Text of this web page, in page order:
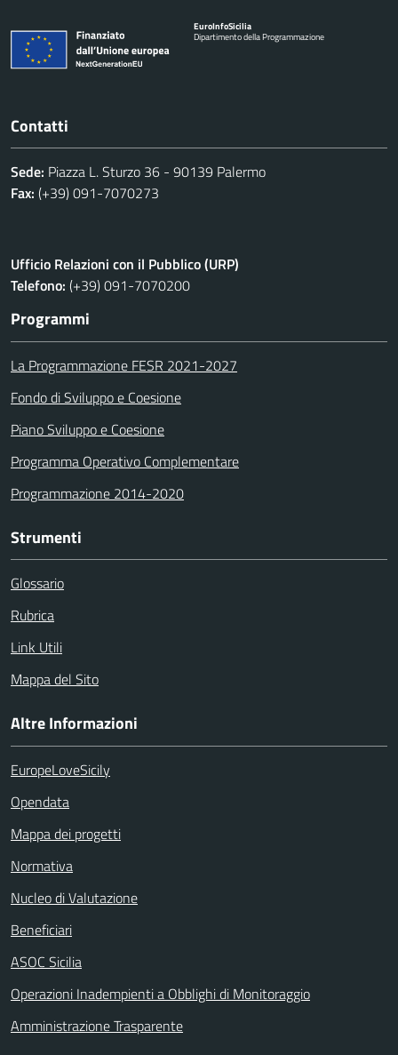
EuroInfoSicilia
Dipartimento della Programmazione
Contatti
Sede: Piazza L. Sturzo 36 - 90139 Palermo
Fax: (+39) 091-7070273
Ufficio Relazioni con il Pubblico (URP)
Telefono: (+39) 091-7070200
Programmi
La Programmazione FESR 2021-2027
Fondo di Sviluppo e Coesione
Piano Sviluppo e Coesione
Programma Operativo Complementare
Programmazione 2014-2020
Strumenti
Glossario
Rubrica
Link Utili
Mappa del Sito
Altre Informazioni
EuropeLoveSicily
Opendata
Mappa dei progetti
Normativa
Nucleo di Valutazione
Beneficiari
ASOC Sicilia
Operazioni Inadempienti a Obblighi di Monitoraggio
Amministrazione Trasparente